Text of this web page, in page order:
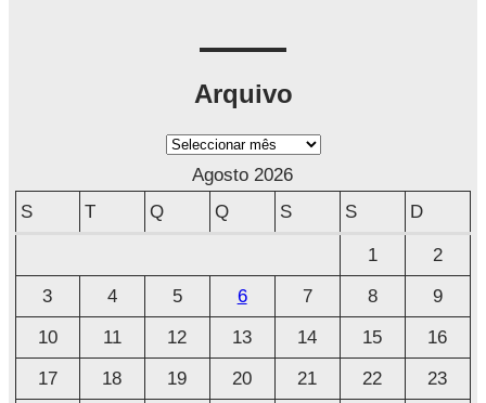
Arquivo
A
v
o
Agosto 2026
S
T Q Q S S D
1
2
3
4 5 6 7 8
9
10
11 12 13 14 15
16
17
18 19 20 21 22
23